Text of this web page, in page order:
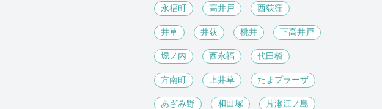
永福町 高井戸 西荻窪
井草 井荻 桃井 下高井戸
堀ノ内 西永福 代田橋
方南町 上井草 たまプラーザ
あざみ野 和田塚 片瀬江ノ島